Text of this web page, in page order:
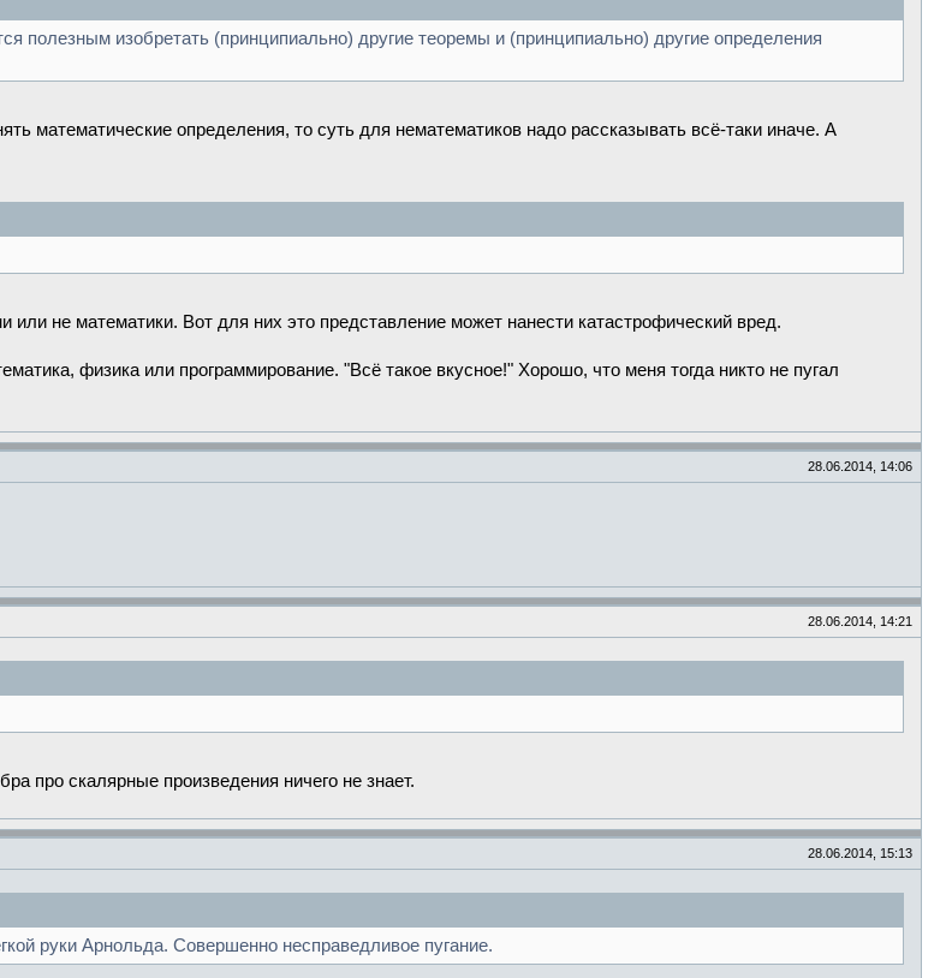
полезным изобретать (принципиально) другие теоремы и (принципиально) другие определения
математические определения, то суть для нематематиков надо рассказывать всё-таки иначе. А
не математики. Вот для них это представление может нанести катастрофический вред.
физика или программирование. "Всё такое вкусное!" Хорошо, что меня тогда никто не пугал
28.06.2014, 14:06
28.06.2014, 14:21
про скалярные произведения ничего не знает.
28.06.2014, 15:13
руки Арнольда. Совершенно несправедливое пугание.